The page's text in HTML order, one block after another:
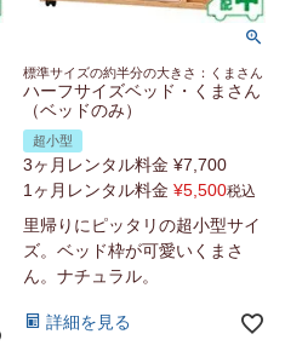
標準サイズの約半分の大きさ：くまさん
ハーフサイズベッド・くまさん
（ベッドのみ）
超小型
3ヶ月レンタル料金 ¥7,700
1ヶ月レンタル料金 ¥5,500税込
里帰りにピッタリの超小型サイ
ズ。ベッド枠が可愛いくまさ
ん。ナチュラル。
詳細を見る